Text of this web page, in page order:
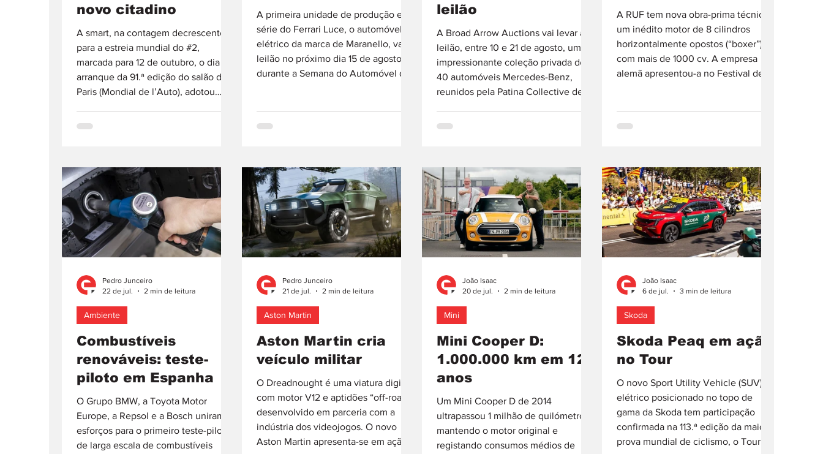
novo citadino
A smart, na contagem decrescente
para a estreia mundial do #2,
marcada para 12 de outubro, o dia de
arranque da 91.ª edição do salão de
Paris (Mondial de l’Auto), adotou
apresentar a imagem do novo
automóvel da marca, o City-Coupé
de 1998, e substitui o fortwo
introduzido no mercado em 2017 e
retirado do catálogo em 2024.
Assim, em vez do “teaser” tradicional
ou de uma apresentação e
A primeira unidade de produção em
série do Ferrari Luce, o automóvel
elétrico da marca de Maranello, vai a
leilão no próximo dia 15 de agosto,
durante a Semana do Automóvel de
se, deverá ser licitado por mais de 1,1
praticamente o dobro do preço
anunciado aquando da estreia
mundial, a 21 de maio, em Roma,
Itália
leilão
A Broad Arrow Auctions vai levar a
leilão, entre 10 e 21 de agosto, uma
impressionante coleção privada de
40 automóveis Mercedes-Benz,
reunidos pela Patina Collective de
conhecida pela sua abordagem
vertente muito específica da cultura
automóvel: as personalizações
exuberantes, os motores de grande
cilindrada e as carroçarias de linhas
marcadamente alargadas, caracterís
A RUF tem nova obra-prima técnica:
um inédito motor de 8 cilindros
horizontalmente opostos (“boxer”)
com mais de 1000 cv. A empresa
alemã apresentou-a no Festival de
na sua história. Conhecida pelas suas
surpreende com o projeto B8 de uma
mecânica desenvolvida de raiz para
equipar automóvel ainda por
anunciar. O motor com 4,8
Combustíveis
renováveis: teste-
piloto em Espanha
O Grupo BMW, a Toyota Motor
Europe, a Repsol e a Bosch uniram
esforços para o primeiro teste-piloto
de larga escala de combustíveis
Ambiente
Pedro Junceiro
22 de jul.
2 min de leitura
Aston Martin cria
veículo militar
O Dreadnought é uma viatura digital
com motor V12 e aptidões “off-road”
desenvolvido em parceria com a
indústria dos videojogos. O novo
Aston Martin apresenta-se em ação
Aston Martin
Pedro Junceiro
21 de jul.
2 min de leitura
Mini Cooper D:
1.000.000 km em 12
anos
Um Mini Cooper D de 2014
ultrapassou 1 milhão de quilómetros,
mantendo o motor original e
registando consumos médios de
Mini
João Isaac
20 de jul.
2 min de leitura
Skoda Peaq em ação
no Tour
O novo Sport Utility Vehicle (SUV)
elétrico posicionado no topo de
gama da Skoda tem participação
confirmada na 113.ª edição da maior
prova mundial de ciclismo, o Tour
Skoda
João Isaac
6 de jul.
3 min de leitura